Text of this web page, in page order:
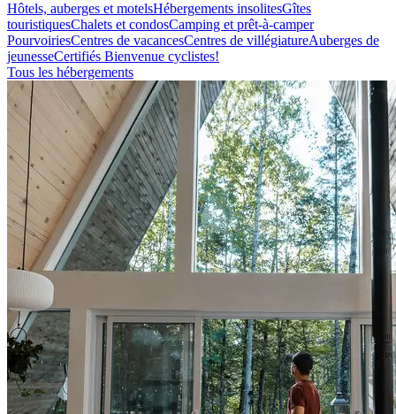
Hôtels, auberges et motelsHébergements insolitesGîtes
touristiquesChalets et condosCamping et prêt-à-camper
PourvoiriesCentres de vacancesCentres de villégiatureAuberges de
jeunesseCertifiés Bienvenue cyclistes!
Tous les hébergements